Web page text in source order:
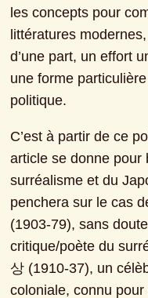
les concepts pour
littératures
d’une part, un effort
une forme
politique.
C’est à partir de ce
article se donne pour
surréalisme et du
penchera sur le cas
(1903-79), sans
critique/poète du
상 (1910-37), un
coloniale, connu